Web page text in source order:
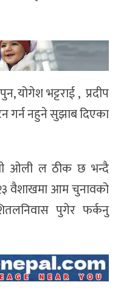
योगेश भट्टराई , प्रदीप
गर्न नहुने सुझाब दिएका
ओली ल ठीक छ भन्दै
वैशाखमा आम चुनावको
पुगेर फर्कनु